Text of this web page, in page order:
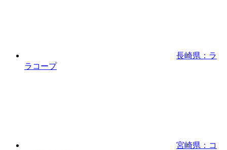
長崎県：ラ
ラコープ
宮崎県：コ